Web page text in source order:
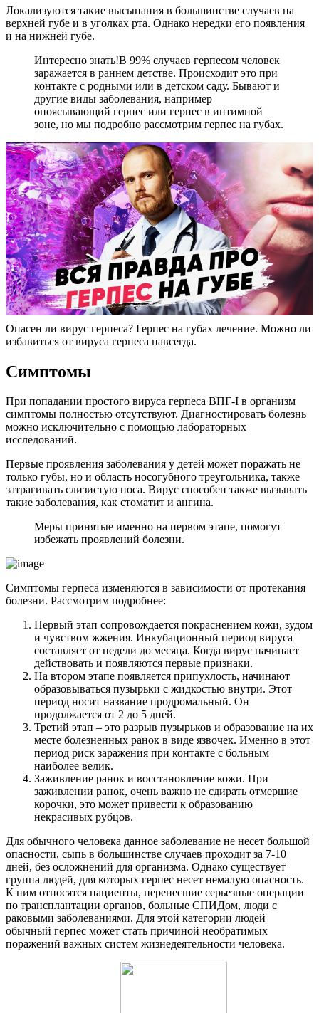
Локализуются такие высыпания в большинстве случаев на
верхней губе и в уголках рта. Однако нередки его появления
и на нижней губе.
Интересно знать!В 99% случаев герпесом человек
заражается в раннем детстве. Происходит это при
контакте с родными или в детском саду. Бывают и
другие виды заболевания, например
опоясывающий герпес или герпес в интимной
зоне, но мы подробно рассмотрим герпес на губах.
Опасен ли вирус герпеса? Герпес на губах лечение. Можно ли
избавиться от вируса герпеса навсегда.
Симптомы
При попадании простого вируса герпеса ВПГ-I в организм
симптомы полностью отсутствуют. Диагностировать болезнь
можно исключительно с помощью лабораторных
исследований.
Первые проявления заболевания у детей может поражать не
только губы, но и область носогубного треугольника, также
затрагивать слизистую носа. Вирус способен также вызывать
такие заболевания, как стоматит и ангина.
Меры принятые именно на первом этапе, помогут
избежать проявлений болезни.
Симптомы герпеса изменяются в зависимости от протекания
болезни. Рассмотрим подробнее:
Первый этап сопровождается покраснением кожи, зудом
и чувством жжения. Инкубационный период вируса
составляет от недели до месяца. Когда вирус начинает
действовать и появляются первые признаки.
На втором этапе появляется припухлость, начинают
образовываться пузырьки с жидкостью внутри. Этот
период носит название продромальный. Он
продолжается от 2 до 5 дней.
Третий этап – это разрыв пузырьков и образование на их
месте болезненных ранок в виде язвочек. Именно в этот
период риск заражения при контакте с больным
наиболее велик.
Заживление ранок и восстановление кожи. При
заживлении ранок, очень важно не сдирать отмершие
корочки, это может привести к образованию
некрасивых рубцов.
Для обычного человека данное заболевание не несет большой
опасности, сыпь в большинстве случаев проходит за 7-10
дней, без осложнений для организма. Однако существует
группа людей, для которых герпес несет немалую опасность.
К ним относятся пациенты, перенесшие серьезные операции
по трансплантации органов, больные СПИДом, люди с
раковыми заболеваниями. Для этой категории людей
обычный герпес может стать причиной необратимых
поражений важных систем жизнедеятельности человека.